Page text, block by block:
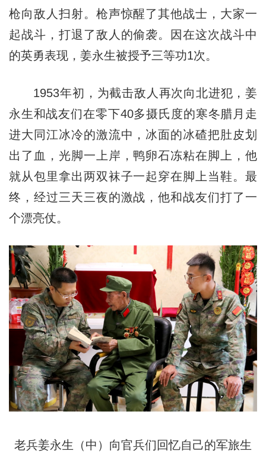
枪向敌人扫射。枪声惊醒了其他战士，大家一
起战斗，打退了敌人的偷袭。因在这次战斗中
的英勇表现，姜永生被授予三等功1次。
1953年初，为截击敌人再次向北进犯，姜
永生和战友们在零下40多摄氏度的寒冬腊月走
进大同江冰冷的激流中，冰面的冰碴把肚皮划
出了血，光脚一上岸，鸭卵石冻粘在脚上，他
就从包里拿出两双袜子一起穿在脚上当鞋。最
终，经过三天三夜的激战，他和战友们打了一
个漂亮仗。
老兵姜永生（中）向官兵们回忆自己的军旅生